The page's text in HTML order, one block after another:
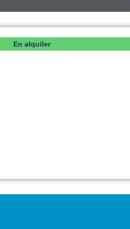
En alquiler